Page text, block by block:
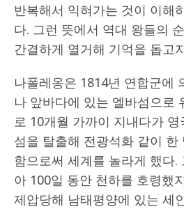
반복해서 익혀가는 것이 이해
다. 그런 뜻에서 역대 왕들의
간결하게 열거해 기억을 돕고
나폴레옹은 1814년 연합군에
나 앞바다에 있는 엘바섬으로
로 10개월 가까이 지내다가
섬을 탈출해 전광석화 같이 한
함으로써 세계를 놀라게 했다.
아 100일 동안 천하를 호령했
제압당해 남태평양에 있는 세